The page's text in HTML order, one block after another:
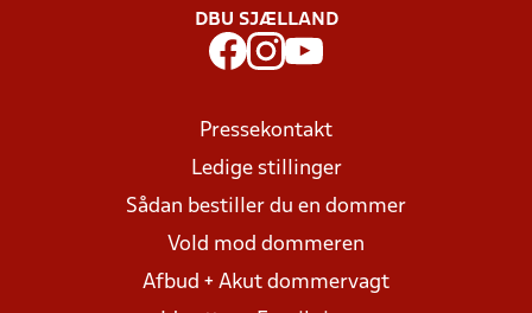
DBU SJÆLLAND
Pressekontakt
Ledige stillinger
Sådan bestiller du en dommer
Vold mod dommeren
Afbud + Akut dommervagt